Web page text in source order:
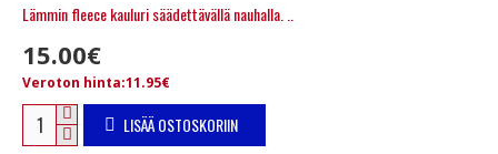
Lämmin fleece kauluri säädettävällä nauhalla. ..
15.00€
Veroton hinta:11.95€
LISÄÄ OSTOSKORIIN